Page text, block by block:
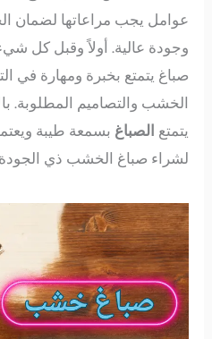
عوامل يجب مراعاتها لضمان
وجودة عالية. أولاً وقبل كل
صباغ يتمتع بخبرة ومهارة في
الخشب والتصاميم المطلوبة.
يتمتع الصباغ بسمعة طيبة
لشراء صباغ الخشب ذي الجودة